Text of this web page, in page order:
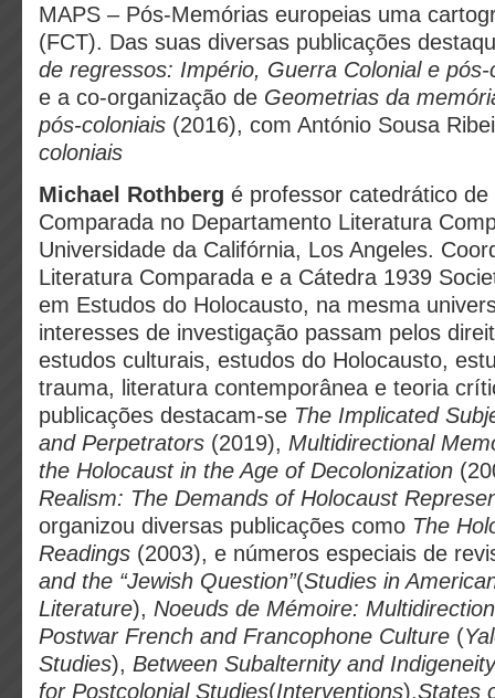
MAPS – Pós-Memórias europeias uma
(FCT). Das suas diversas publicações
de regressos: Império, Guerra Colonial e
e a co-organização de Geometrias da
pós-coloniais (2016), com António Sousa
coloniais
Michael Rothberg é professor catedrático
Comparada no Departamento Literatura
Universidade da Califórnia, Los Angeles.
Literatura Comparada e a Cátedra 1939
em Estudos do Holocausto, na mesma
interesses de investigação passam pelos
estudos culturais, estudos do Holocausto,
trauma, literatura contemporânea e teoria
publicações destacam-se The Implicated
and Perpetrators (2019), Multidirectional
the Holocaust in the Age of Decolonization
Realism: The Demands of Holocaust
organizou diversas publicações como The
Readings (2003), e números especiais de
and the “Jewish Question”(Studies in
Literature), Noeuds de Mémoire:
Postwar French and Francophone Culture (
Studies), Between Subalternity and
for Postcolonial Studies(Interventions),States